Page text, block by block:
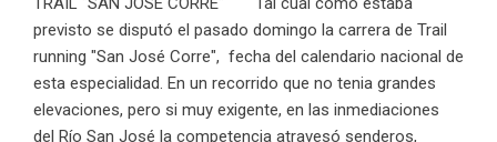
previsto se disputó el pasado domingo la carrera de Trail
running "San José Corre", fecha del calendario nacional de
esta especialidad. En un recorrido que no tenia grandes
elevaciones, pero si muy exigente, en las inmediaciones
del Río San José la competencia atravesó senderos,